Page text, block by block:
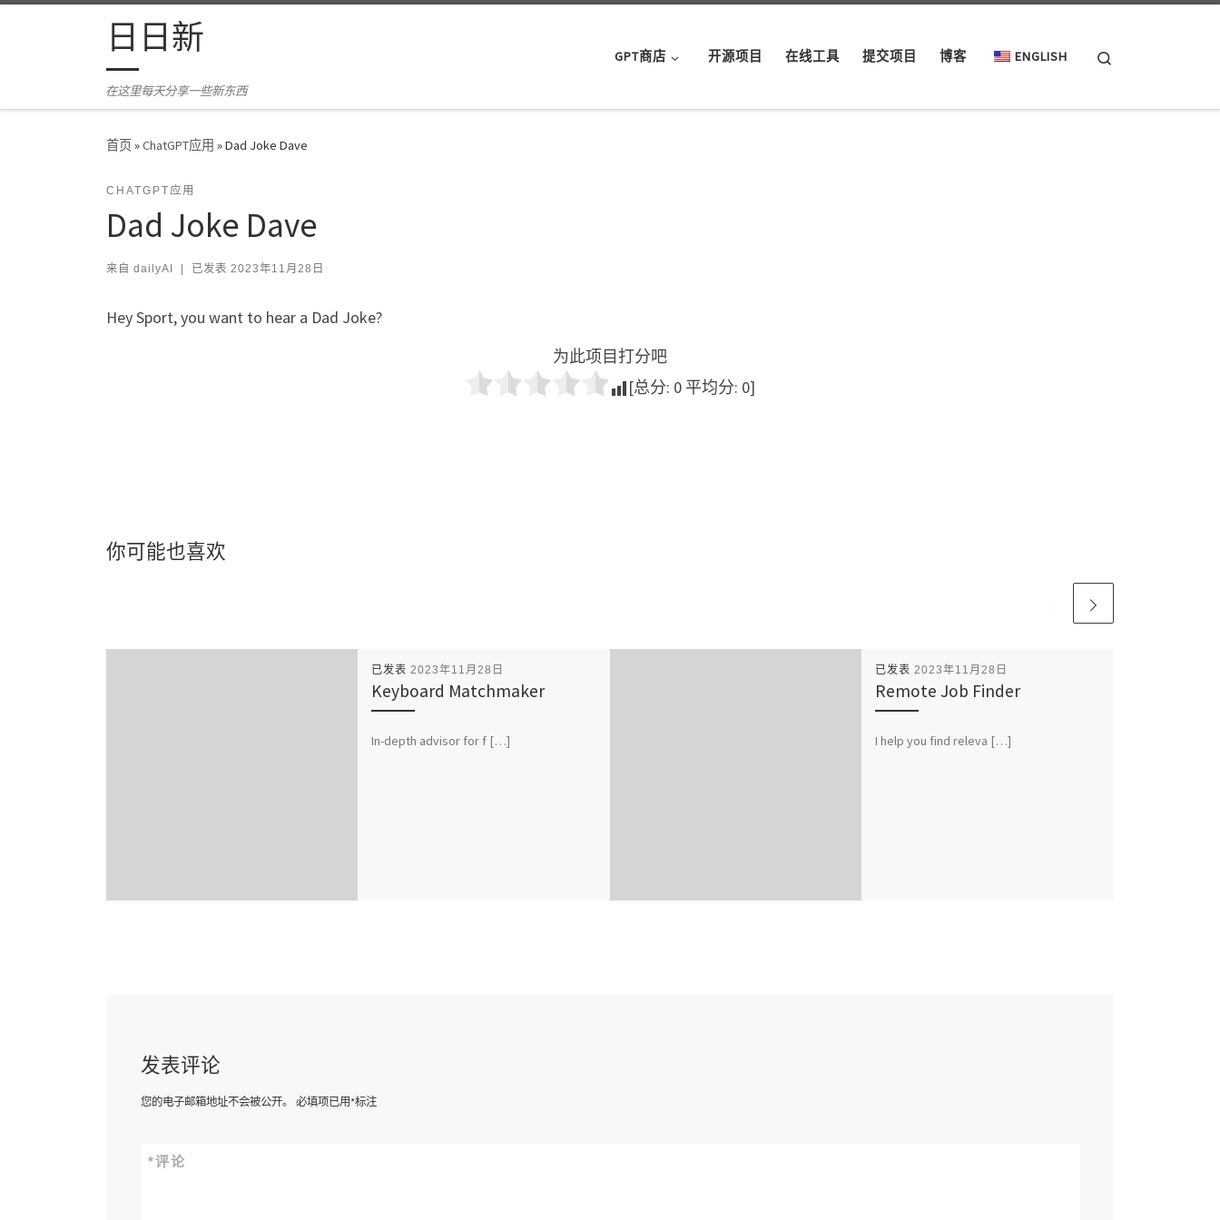
Skip to content日日新
在这里每天分享一些新东西
GPT商店 开源项目 在线工具 提交项目 博客 ENGLISH
首页»ChatGPT应用 »Dad Joke Dave
CHATGPT应用
Dad Joke Dave
来自 dailyAI 已发表 2023年11月28日
Hey Sport, you want to hear a Dad Joke?
为此项目打分吧
[总分: 0 平均分: 0]
你可能也喜欢
已发表 2023年11月28日
Keyboard Matchmaker
In-depth advisor for f […]
已发表 2023年11月28日
Remote Job Finder
I help you find releva […]
发表评论
您的电子邮箱地址不会被公开。 必填项已用*标注
评论
*